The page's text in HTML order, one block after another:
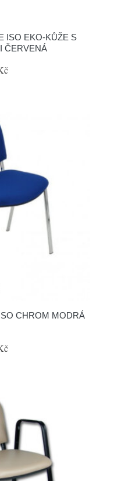
ISO EKO-KŮŽE S
ČERVENÁ
CHROM MODRÁ